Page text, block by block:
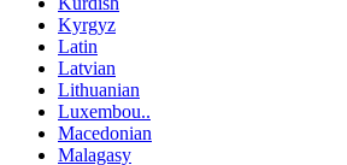
Kyrgyz
Latin
Latvian
Lithuanian
Luxembou..
Macedonian
Malagasy